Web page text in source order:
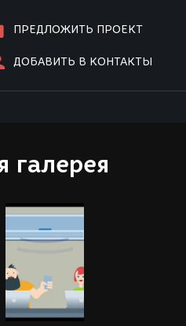
ПРЕДЛОЖИТЬ ПРОЕКТ
ДОБАВИТЬ В КОНТАКТЫ
галерея